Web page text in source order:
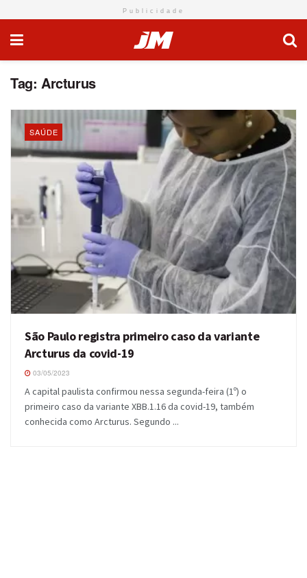
Publicidade
Tag: Arcturus
SAÚDE
São Paulo registra primeiro caso da variante
Arcturus da covid-19
03/05/2023
A capital paulista confirmou nessa segunda-feira (1º) o
primeiro caso da variante XBB.1.16 da covid-19, também
conhecida como Arcturus. Segundo ...